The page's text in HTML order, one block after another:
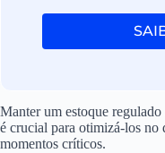
Manter um estoque regulado
é crucial para otimizá-los no
momentos críticos.